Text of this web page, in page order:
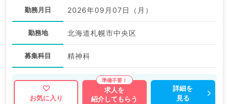
勤務月日 2026年09月07日（月）
勤務地 北海道札幌市中央区
募集科目 精神科
お気に入り
求人を
紹介してもらう
詳細を
見る